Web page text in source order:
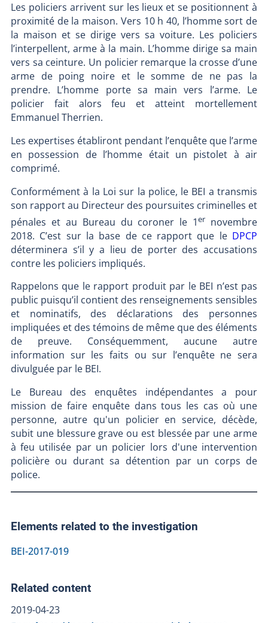
Les policiers arrivent sur les lieux et se positionnent à
proximité de la maison. Vers 10 h 40, l’homme sort de
la maison et se dirige vers sa voiture. Les policiers
l’interpellent, arme à la main. L’homme dirige sa main
vers sa ceinture. Un policier remarque la crosse d’une
arme de poing noire et le somme de ne pas la
prendre. L’homme porte sa main vers l’arme. Le
policier fait alors feu et atteint mortellement
Emmanuel Therrien.
Les expertises établiront pendant l’enquête que l’arme
en possession de l’homme était un pistolet à air
comprimé.
Conformément à la Loi sur la police, le BEI a transmis
son rapport au Directeur des poursuites criminelles et
pénales et au Bureau du coroner le 1er novembre
2018. C’est sur la base de ce rapport que le DPCP
déterminera s’il y a lieu de porter des accusations
contre les policiers impliqués.
Rappelons que le rapport produit par le BEI n’est pas
public puisqu’il contient des renseignements sensibles
et nominatifs, des déclarations des personnes
impliquées et des témoins de même que des éléments
de preuve. Conséquemment, aucune autre
information sur les faits ou sur l’enquête ne sera
divulguée par le BEI.
Le Bureau des enquêtes indépendantes a pour
mission de faire enquête dans tous les cas où une
personne, autre qu'un policier en service, décède,
subit une blessure grave ou est blessée par une arme
à feu utilisée par un policier lors d'une intervention
policière ou durant sa détention par un corps de
police.
Elements related to the investigation
BEI-2017-019
Related content
2019-04-23